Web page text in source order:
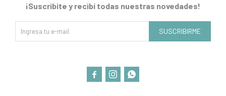
¡Suscribite y recibí todas nuestras novedades!
SUSCRIBIRME
  